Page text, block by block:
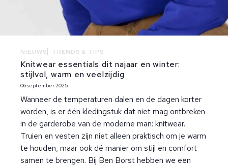
NIEUWS TRENDS & TIPS
Knitwear essentials dit najaar en winter:
stijlvol, warm en veelzijdig
06 september 2025
Wanneer de temperaturen dalen en de dagen korter
worden, is er één kledingstuk dat niet mag ontbreken
in de garderobe van de moderne man: knitwear.
Truien en vesten zijn niet alleen praktisch om je warm
te houden, maar ook dé manier om stijl en comfort
samen te brengen. Bij Ben Borst hebben we een